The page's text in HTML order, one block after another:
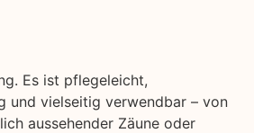
Es ist pflegeleicht,
und vielseitig verwendbar – von
aussehender Zäune oder